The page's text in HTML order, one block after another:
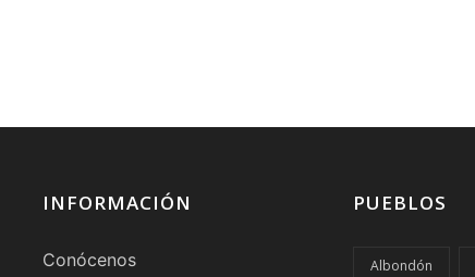
INFORMACIÓN
Conócenos
PUEBLOS
Albondón